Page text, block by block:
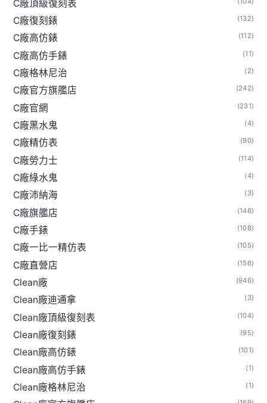
C廠頂級復刻表
C廠復刻錶 (132)
C廠高仿錶 (112)
C廠高仿手錶 (11)
C廠格林尼治 (2)
C廠官方旗艦店 (242)
C廠官網 (231)
C廠黑水鬼 (4)
C廠精仿表 (90)
C廠勞力士 (114)
C廠綠水鬼 (4)
C廠沛納海 (3)
C廠旗艦店 (146)
C廠手錶 (108)
C廠一比一精仿表 (105)
C廠直營店 (156)
Clean廠 (946)
Clean廠迪通拿 (3)
Clean廠頂級復刻表 (104)
Clean廠復刻錶 (95)
Clean廠高仿錶 (101)
Clean廠高仿手錶 (1)
Clean廠格林尼治 (1)